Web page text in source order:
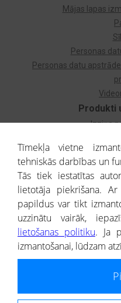
Produkti
Izziņa
Kredītizziņa par
Mājas lapas
Personas
Personas datu
® CREDITREFORM Latvija
SIA
Portāla ietvaros saņemtajai
Tīmekļa vietne
tehniskās darbības un
Tās tiek iestatītas
lietotāja piekrišana.
papildus var tikt
uzzinātu vairāk,
lietošanas politiku. Ja
izmantošanai, lūdzam